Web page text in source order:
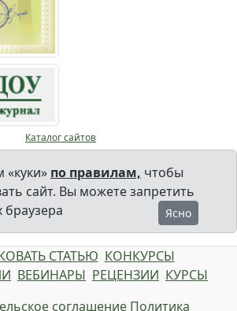
Каталог сайтов
по правилам, чтобы
сайт. Вы можете запретить
браузера
Ясно
СТАТЬЮ КОНКУРСЫ
ВЕБИНАРЫ РЕЦЕНЗИИ КУРСЫ
соглашение Политика